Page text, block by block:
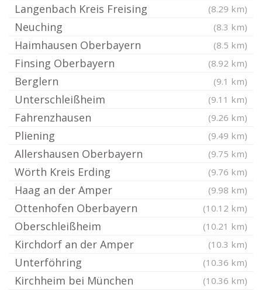
Langenbach Kreis Freising (8.29 km)
Neuching (8.3 km)
Haimhausen Oberbayern (8.5 km)
Finsing Oberbayern (8.92 km)
Berglern (9.1 km)
Unterschleißheim (9.11 km)
Fahrenzhausen (9.26 km)
Pliening (9.49 km)
Allershausen Oberbayern (9.75 km)
Wörth Kreis Erding (9.76 km)
Haag an der Amper (9.98 km)
Ottenhofen Oberbayern (10.12 km)
Oberschleißheim (10.21 km)
Kirchdorf an der Amper (10.3 km)
Unterföhring (10.36 km)
Kirchheim bei München (10.36 km)